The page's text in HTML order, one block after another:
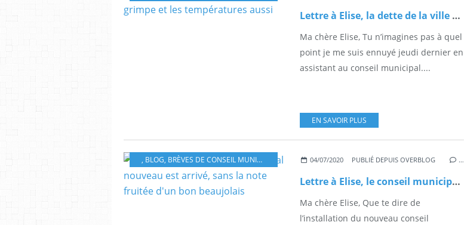
Lettre à Elise, la dette de la ville grimpe et les températures aussi
Ma chère Elise, Tu n’imagines pas à quel
point je me suis ennuyé jeudi dernier en
assistant au conseil municipal....
EN SAVOIR PLUS
, BLOG, BRÈVES DE CONSEIL MUNICIPAL ,MUNICIPALES EVREUX,LETTRES À ELISE
04/07/2020 PUBLIÉ DEPUIS OVERBLOG …
Lettre à Elise, le conseil municipal nouveau est arrivé, sans la note fruitée d'un bon beaujolais
Ma chère Elise, Que te dire de
l’installation du nouveau conseil